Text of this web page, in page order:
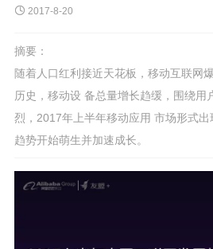
 2017-8-20
摘要：
随着人口红利接近天花板，移动互联网
历史，移动设 备总量增长趋缓，围绕用
烈，2017年上半年移动应用 市场形式
趋势开始萌生并加速成长。